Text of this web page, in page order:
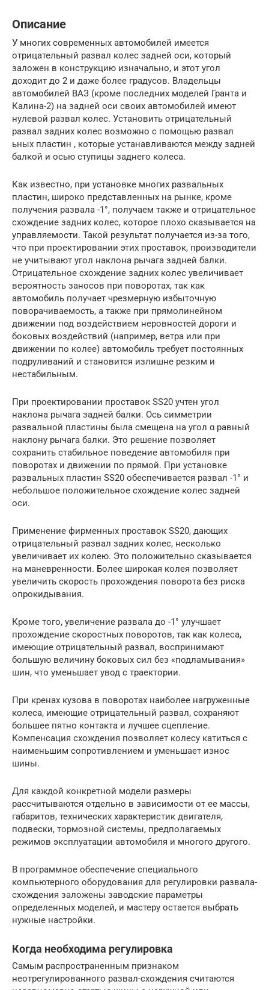
Описание
У многих современных автомобилей имеется
отрицательный развал колес задней оси, который
заложен в конструкцию изначально, и этот угол
доходит до 2 и даже более градусов. Владельцы
автомобилей ВАЗ (кроме последних моделей Гранта и
Калина-2) на задней оси своих автомобилей имеют
нулевой развал колес. Установить отрицательный
развал задних колес возможно с помощью развал
ьных пластин , которые устанавливаются между задней
балкой и осью ступицы заднего колеса.
Как известно, при установке многих развальных
пластин, широко представленных на рынке, кроме
получения развала -1°, получаем также и отрицательное
схождение задних колес, которое плохо сказывается на
управляемости. Такой результат получается из-за того,
что при проектировании этих проставок, производители
не учитывают угол наклона рычага задней балки.
Отрицательное схождение задних колес увеличивает
вероятность заносов при поворотах, так как
автомобиль получает чрезмерную избыточную
поворачиваемость, а также при прямолинейном
движении под воздействием неровностей дороги и
боковых воздействий (например, ветра или при
движении по колее) автомобиль требует постоянных
подруливаний и становится излишне резким и
нестабильным.
При проектировании проставок SS20 учтен угол
наклона рычага задней балки. Ось симметрии
развальной пластины была смещена на угол α равный
наклону рычага балки. Это решение позволяет
сохранить стабильное поведение автомобиля при
поворотах и движении по прямой. При установке
развальных пластин SS20 обеспечивается развал -1° и
небольшое положительное схождение колес задней
оси.
Применение фирменных проставок SS20, дающих
отрицательный развал задних колес, несколько
увеличивает их колею. Это положительно сказывается
на маневренности. Более широкая колея позволяет
увеличить скорость прохождения поворота без риска
опрокидывания.
Кроме того, увеличение развала до -1° улучшает
прохождение скоростных поворотов, так как колеса,
имеющие отрицательный развал, воспринимают
большую величину боковых сил без «подламывания»
шин, что уменьшает увод с траектории.
При кренах кузова в поворотах наиболее нагруженные
колеса, имеющие отрицательный развал, сохраняют
большее пятно контакта и лучшее сцепление.
Компенсация схождения позволяет колесу катиться с
наименьшим сопротивлением и уменьшает износ
шины.
Для каждой конкретной модели размеры
рассчитываются отдельно в зависимости от ее массы,
габаритов, технических характеристик двигателя,
подвески, тормозной системы, предполагаемых
режимов эксплуатации автомобиля и многого другого.
В программное обеспечение специального
компьютерного оборудования для регулировки развала-
схождения заложены заводские параметры
определенных моделей, и мастеру остается выбрать
нужные настройки.
Когда необходима регулировка
Самым распространенным признаком
неотрегулированного развал-схождения считаются